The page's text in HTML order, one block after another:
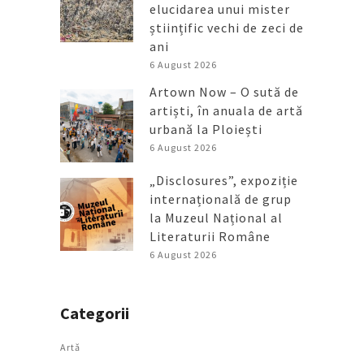
elucidarea unui mister
științific vechi de zeci de
ani
6 August 2026
Artown Now – O sută de
artiști, în anuala de artă
urbană la Ploiești
6 August 2026
„Disclosures”, expoziție
internațională de grup
la Muzeul Național al
Literaturii Române
6 August 2026
Categorii
Artǎ